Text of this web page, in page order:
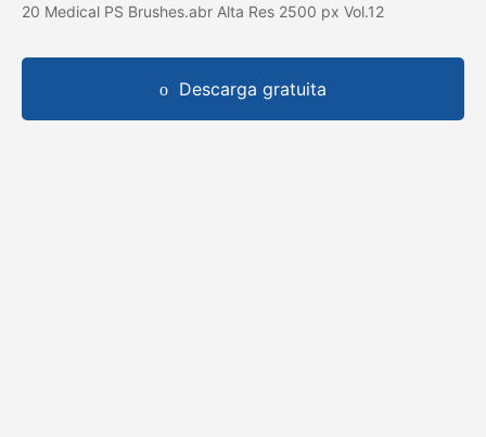
20 Medical PS Brushes.abr Alta Res 2500 px Vol.12
Descarga gratuita